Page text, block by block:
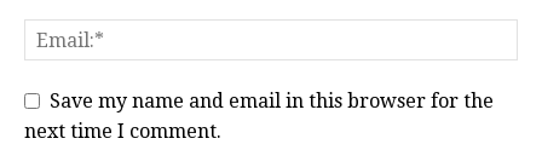
Save my name and email in this browser for the
next time I comment.